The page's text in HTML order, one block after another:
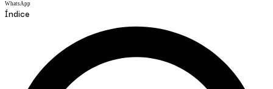
WhatsApp
Índice